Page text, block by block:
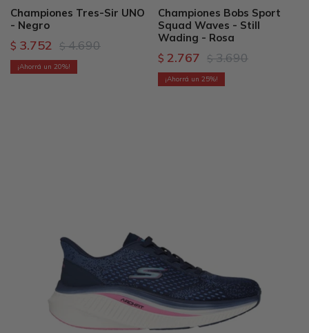
Championes Tres-Sir UNO
- Negro
$ 3.752 $ 4.690
20
Championes Bobs Sport
Squad Waves - Still
Wading - Rosa
$ 2.767 $ 3.690
25